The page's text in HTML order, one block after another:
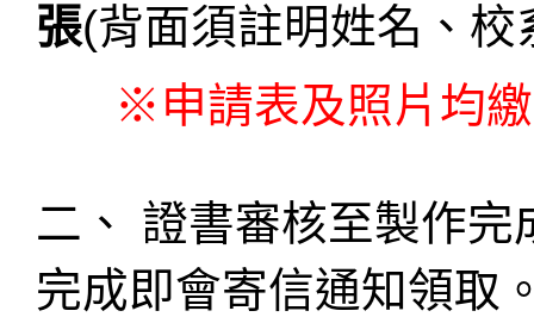
張(背面須註明姓名、校
※申請表及照片均
二、 證書審核至製作完
完成即會寄信通知領取